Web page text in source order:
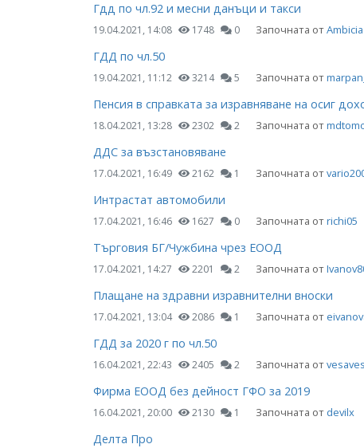
Гдд по чл.92 и месни данъци и такси
19.04.2021, 14:08 1748 0 Започната отAmbicia
ГДД по чл.50
19.04.2021, 11:12 3214 5 Започната от
Пенсия в справката за изравняване на осиг
18.04.2021, 13:28 2302 2 Започната от
ДДС за възстановяване
17.04.2021, 16:49 2162 1 Започната от
Интрастат автомобили
17.04.2021, 16:46 1627 0 Започната отrichi05
Търговия БГ/Чужбина чрез ЕООД
17.04.2021, 14:27 2201 2 Започната от
Плащане на здравни изравнителни вноски
17.04.2021, 13:04 2086 1 Започната от
ГДД за 2020 г по чл.50
16.04.2021, 22:43 2405 2 Започната от
Фирма ЕООД без дейност ГФО за 2019
16.04.2021, 20:00 2130 1 Започната от devilx
Делта Про